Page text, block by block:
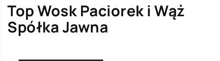
Top Wosk Paciorek i Wąż
Spółka Jawna